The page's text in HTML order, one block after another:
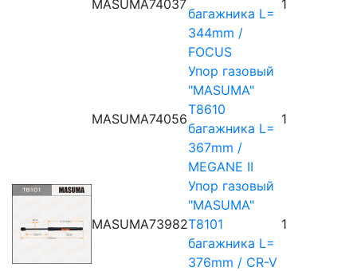
MASUMA74037
багажника L=
344mm /
FOCUS
1
MASUMA74056
Упор газовый
"MASUMA"
T8610
багажника L=
367mm /
MEGANE II
1
MASUMA73982
Упор газовый
"MASUMA"
T8101
багажника L=
376mm / CR-V
1